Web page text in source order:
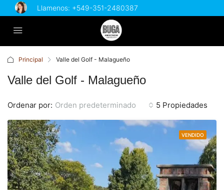
Llamenos: +549-351-2480387
Principal Valle del Golf - Malagueño
Valle del Golf - Malagueño
5 Propiedades
Ordenar por: Orden predeterminado
VENDIDO